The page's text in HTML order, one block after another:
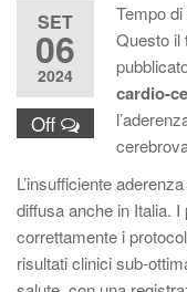
SET
06
2024
Off
Tempo
Questo il
cardio-
L’insufficiente
diffusa anche in Italia.
correttamente i
risultati clinici sub-